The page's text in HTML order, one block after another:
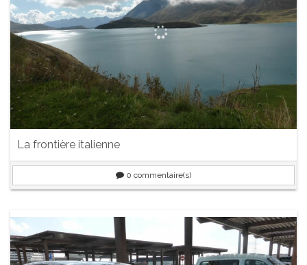
La frontière italienne
0 commentaire(s)